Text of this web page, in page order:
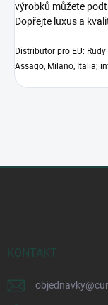
výrobků můžete
Dopřejte luxus a
Distributor pro EU:
Assago, Milano, Italia;
KONTAKT
objednavky@